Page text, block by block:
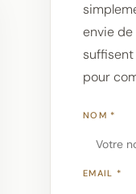
envie
pour
NOM *
EMAIL *